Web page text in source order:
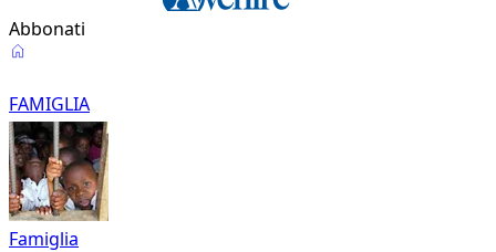
Abbonati
Famiglia
FAMIGLIA
Famiglia